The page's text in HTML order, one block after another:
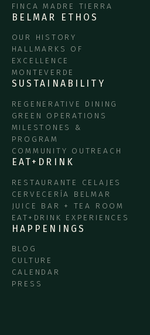
FINCA MADRE TIERRA
BELMAR ETHOS
OUR HISTORY
HALLMARKS OF
EXCELLENCE
MONTEVERDE
SUSTAINABILITY
REGENERATIVE DINING
GREEN OPERATIONS
MILESTONES &
PROGRAM
COMMUNITY OUTREACH
EAT+DRINK
RESTAURANTE CELAJES
CERVECERÍA BELMAR
JUICE BAR + TEA ROOM
EAT+DRINK EXPERIENCES
HAPPENINGS
BLOG
CULTURE
CALENDAR
PRESS